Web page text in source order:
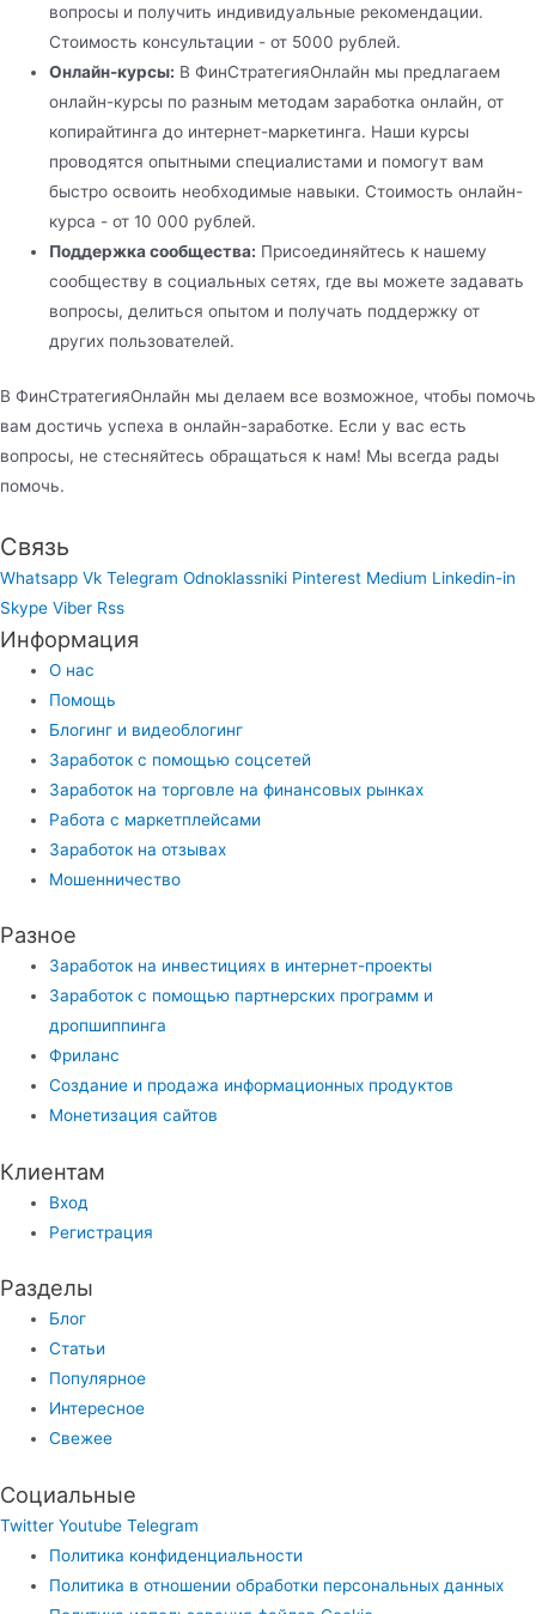
вопросы и получить индивидуальные рекомендации.
Стоимость консультации - от 5000 рублей.
Онлайн-курсы: В ФинСтратегияОнлайн мы предлагаем
онлайн-курсы по разным методам заработка онлайн, от
копирайтинга до интернет-маркетинга. Наши курсы
проводятся опытными специалистами и помогут вам
быстро освоить необходимые навыки. Стоимость онлайн-
курса - от 10 000 рублей.
Поддержка сообщества: Присоединяйтесь к нашему
сообществу в социальных сетях, где вы можете задавать
вопросы, делиться опытом и получать поддержку от
других пользователей.
В ФинСтратегияОнлайн мы делаем все возможное, чтобы помочь
вам достичь успеха в онлайн-заработке. Если у вас есть
вопросы, не стесняйтесь обращаться к нам! Мы всегда рады
помочь.
Связь
Whatsapp Vk Telegram Odnoklassniki Pinterest Medium Linkedin-in
Skype Viber Rss
Информация
О нас
Помощь
Блогинг и видеоблогинг
Заработок с помощью соцсетей
Заработок на торговле на финансовых рынках
Работа с маркетплейсами
Заработок на отзывах
Мошенничество
Разное
Заработок на инвестициях в интернет-проекты
Заработок с помощью партнерских программ и
дропшиппинга
Фриланс
Создание и продажа информационных продуктов
Монетизация сайтов
Клиентам
Вход
Регистрация
Разделы
Блог
Статьи
Популярное
Интересное
Свежее
Социальные
Twitter Youtube Telegram
Политика конфиденциальности
Политика в отношении обработки персональных данных